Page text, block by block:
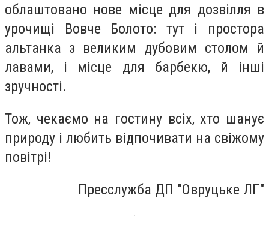
облаштовано нове місце для дозвілля в
урочищі Вовче Болото: тут і простора
альтанка з великим дубовим столом й
лавами, і місце для барбекю, й інші
зручності.
Тож, чекаємо на гостину всіх, хто шанує
природу і любить відпочивати на свіжому
повітрі!
Пресслужба ДП "Овруцьке ЛГ"